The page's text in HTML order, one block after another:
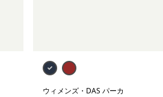
ウィメンズ・DAS パーカ